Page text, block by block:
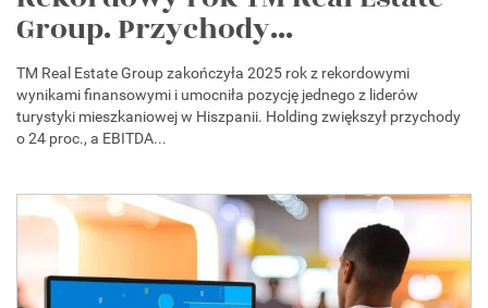
Group. Przychody...
TM Real Estate Group zakończyła 2025 rok z rekordowymi
wynikami finansowymi i umocniła pozycję jednego z liderów
turystyki mieszkaniowej w Hiszpanii. Holding zwiększył przychody
o 24 proc., a EBITDA...